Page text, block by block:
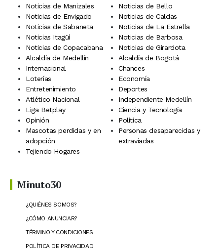
Noticias de Manizales
Noticias de Bello
Noticias de Envigado
Noticias de Caldas
Noticias de Sabaneta
Noticias de La Estrella
Noticias Itagüí
Noticias de Barbosa
Noticias de Copacabana
Noticias de Girardota
Alcaldía de Medellín
Alcaldía de Bogotá
Internacional
Chances
Loterías
Economía
Entretenimiento
Deportes
Atlético Nacional
Independiente Medellín
Liga Betplay
Ciencia y Tecnología
Opinión
Política
Mascotas perdidas y en
adopción
Personas desaparecidas y
extraviadas
Tejiendo Hogares
Minuto30
¿QUIÉNES SOMOS?
¿CÓMO ANUNCIAR?
TÉRMINO Y CONDICIONES
POLÍTICA DE PRIVACIDAD